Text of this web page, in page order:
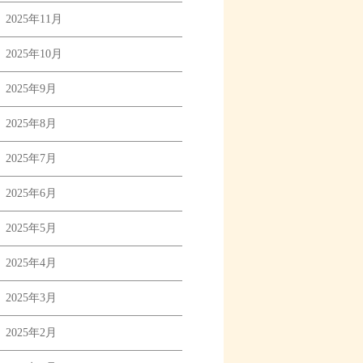
2025年11月
2025年10月
2025年9月
2025年8月
2025年7月
2025年6月
2025年5月
2025年4月
2025年3月
2025年2月